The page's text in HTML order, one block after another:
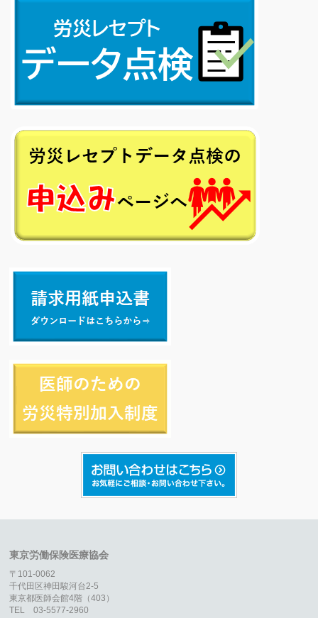
東京労働保険医療協会
〒101-0062
千代田区神田駿河台2-5
東京都医師会館4階（403）
TEL 03-5577-2960